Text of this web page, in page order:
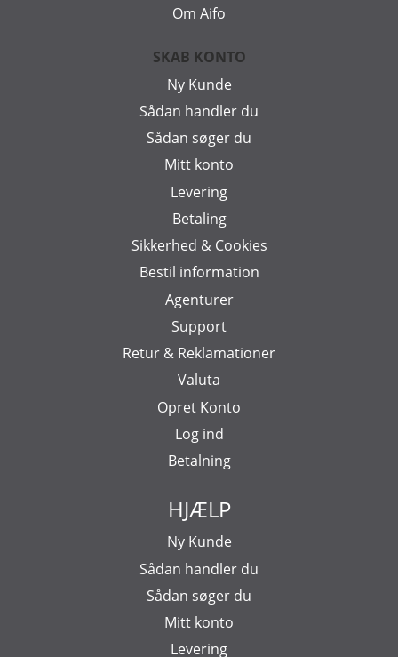
Om Aifo
SKAB KONTO
Ny Kunde
Sådan handler du
Sådan søger du
Mitt konto
Levering
Betaling
Sikkerhed & Cookies
Bestil information
Agenturer
Support
Retur & Reklamationer
Valuta
Opret Konto
Log ind
Betalning
HJÆLP
Ny Kunde
Sådan handler du
Sådan søger du
Mitt konto
Levering